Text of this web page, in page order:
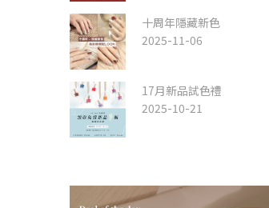
十周年隱藏新色
2025-11-06
17月新品試色禮
2025-10-21